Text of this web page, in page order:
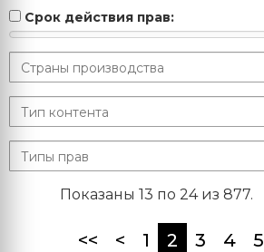
Срок действия прав:
Показаны 13 по 24 из 877.
<< < 1 2 (current)
3 4 5